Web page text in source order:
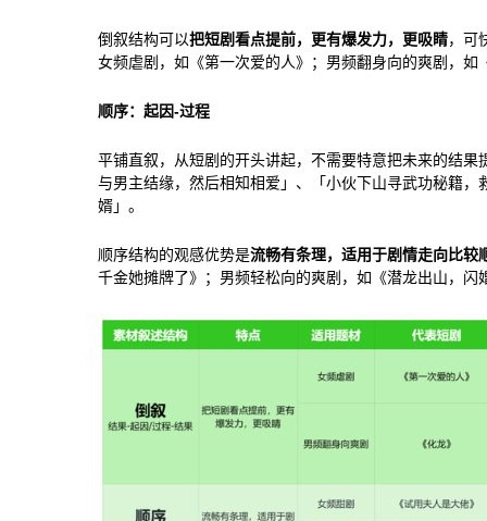
倒叙结构可以把短剧看点提前，更有爆发力，更吸睛，可
女频虐剧，如《第一次爱的人》；男频翻身向的爽剧，如
顺序：起因-过程
平铺直叙，从短剧的开头讲起，不需要特意把未来的结果
与男主结缘，然后相知相爱」、「小伙下山寻武功秘籍，
婿」。
顺序结构的观感优势是流畅有条理，适用于剧情走向比较
千金她摊牌了》；男频轻松向的爽剧，如《潜龙出山，闪